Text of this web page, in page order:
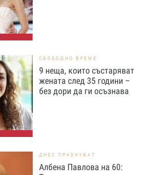
СВОБОДНО ВРЕМЕ
9 неща, които състаряват
жената след 35 години –
без дори да ги осъзнава
ДНЕС ПРАЗНУВАТ
Албена Павлова на 60: